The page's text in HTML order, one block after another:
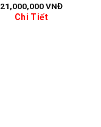
21,000,000VNĐ
Chi Tiết